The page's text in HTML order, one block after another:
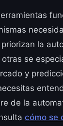
la
se
y
de la
cómo se